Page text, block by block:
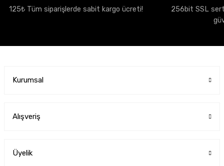
125₺ Tüm siparişlerde sabit kargo ücreti!
256bit SSL
Kurumsal
Alışveriş
Üyelik